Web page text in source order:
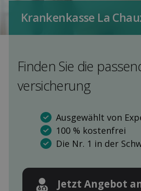
Kranken­kasse La
Finden Sie die
versicherung
Ausgewählt von
100 % kostenfrei
Die Nr. 1 in der
Jetzt Angebot